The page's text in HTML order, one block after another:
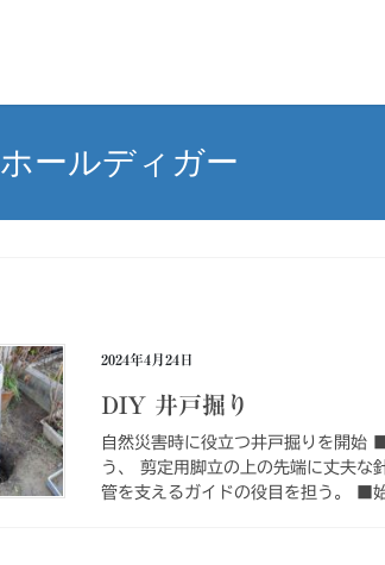
ホールディガー
2024年4月24日
DIY 井戸掘り
自然災害時に役立つ井戸掘りを開始
う、 剪定用脚立の上の先端に丈夫
管を支えるガイドの役目を担う。